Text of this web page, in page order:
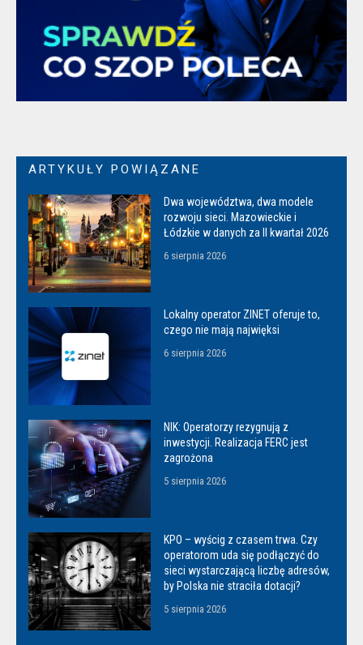
ARTYKUŁY POWIĄZANE
Dwa województwa, dwa modele
rozwoju sieci. Mazowieckie i
Łódzkie w danych za II kwartał 2026
6 sierpnia 2026
Lokalny operator ZINET oferuje to,
czego nie mają najwięksi
6 sierpnia 2026
NIK: Operatorzy rezygnują z
inwestycji. Realizacja FERC jest
zagrożona
5 sierpnia 2026
KPO – wyścig z czasem trwa. Czy
operatorom uda się podłączyć do
sieci wystarczającą liczbę adresów,
by Polska nie straciła dotacji?
5 sierpnia 2026